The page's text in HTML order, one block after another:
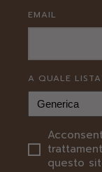
EMAIL
A QUALE
PRIVACY
questo